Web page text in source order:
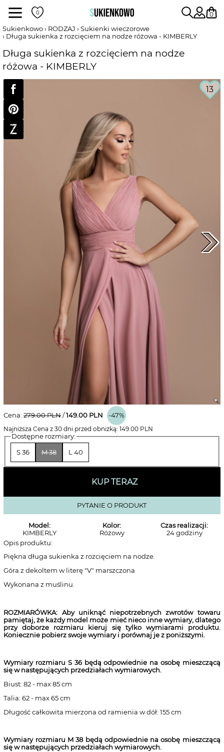
Sukienki
WEDŁUG KOLORU
0
Sukienkowo
RODZAJ
Sukienki wieczorowe
Długa sukienka z rozcięciem na nodze różowa - KIMBERLY
Długa sukienka z rozcięciem na nodze
różowa - KIMBERLY
13
Cena:279.00PLN /149.00 PLN
-47%
Najniższa Cena z 30 dni przed obniżką:149.00 PLN
Dostępne rozmiary:
S 36 M 38 L 40
KUP TERAZ
PYTANIE O PRODUKT
Model:
KIMBERLY
Kolor:
Różowy
Czas realizacji:
24 godziny
Opis produktu:
Piękna długa sukienka z rozcięciem na nodze.
Góra z dekoltem w literę "V" marszczona
Wykonana z muślinu.
ROZMIARÓWKA: Aby uniknąć niepotrzebnych zwrotów towaru
pamiętaj, że każdy model może mieć nieco inne wymiary, dlatego
przy doborze rozmiaru kieruj się tylko wymiarami produktu.
Koniecznie pobierz swoje wymiary i porównaj je z poniższymi.
Wymiary rozmiaru S 36 będą odpowiednie na osobę mieszczącą
się w następujących przedziałach wymiarowych.
Biust: 82 - max 85 cm
Talia: 62 - max 65 cm
Długość całkowita mierzona od ramienia w dół: 155 cm
Wymiary rozmiaru M 38 będą odpowiednie na osobę mieszczącą
się w następujących przedziałach wymiarowych.